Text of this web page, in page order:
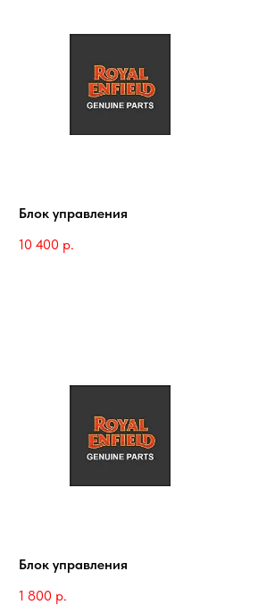
Блок управления
10 400 р.
Блок управления
1 800 р.